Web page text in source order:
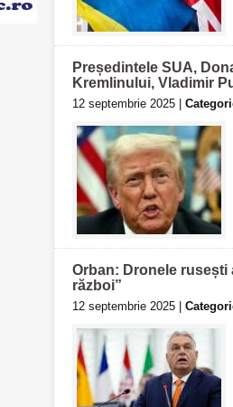
Președintele SUA,
Kremlinului, Vladimir
12 septembrie 2025 |
Orban: Dronele
război”
12 septembrie 2025 |